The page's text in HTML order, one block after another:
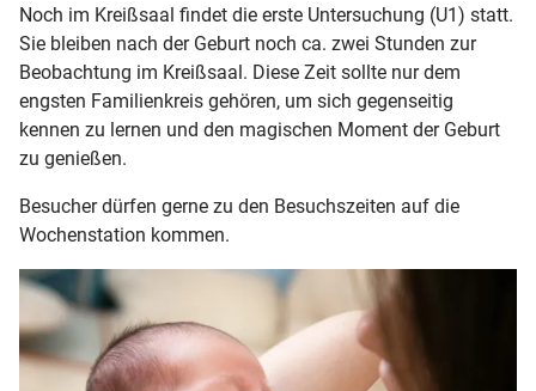
Noch im Kreißsaal findet die erste Untersuchung (U1) statt.
Sie bleiben nach der Geburt noch ca. zwei Stunden zur
Beobachtung im Kreißsaal. Diese Zeit sollte nur dem
engsten Familienkreis gehören, um sich gegenseitig
kennen zu lernen und den magischen Moment der Geburt
zu genießen.
Besucher dürfen gerne zu den Besuchszeiten auf die
Wochenstation kommen.